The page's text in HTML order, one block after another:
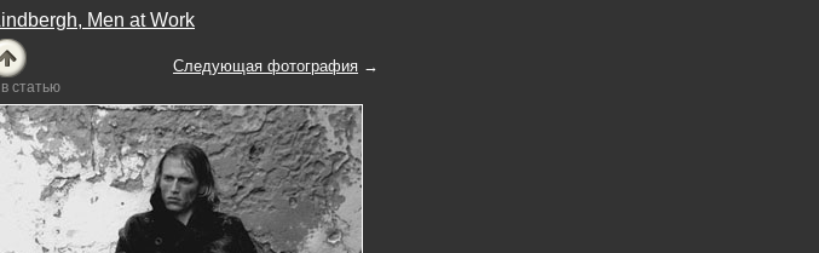
Men at Work
статью
Следующая фотография →